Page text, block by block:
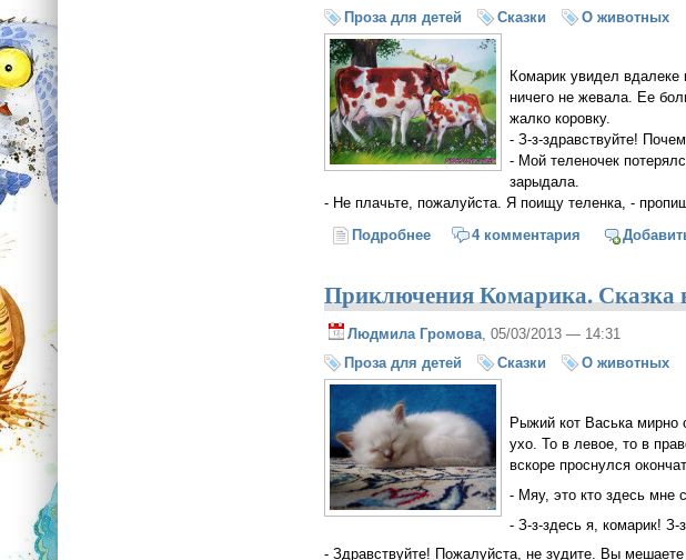
Проза для детей
Сказки
О животных
Комарик увидел вдалеке
ничего не жевала. Ее
жалко коровку.
- З-з-здравствуйте!
- Мой теленочек
зарыдала.
- Не плачьте, пожалуйста. Я поищу теленка, -
Подробнеео Приключения Комарика. Сказка
4 комментария
Приключения Комарика. Сказка
Людмила Громова , 05/03/2013 — 14:31
Проза для детей
Сказки О животных
Рыжий кот Васька мирно
ухо. То в левое, то в
вскоре проснулся
- Мяу, это кто здесь мне
- З-з-здесь я, комарик! З-
- Здравствуйте! Пожалуйста, не зудите. Вы